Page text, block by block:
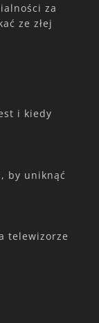
za
ze złej
i kiedy
by uniknąć
telewizorze